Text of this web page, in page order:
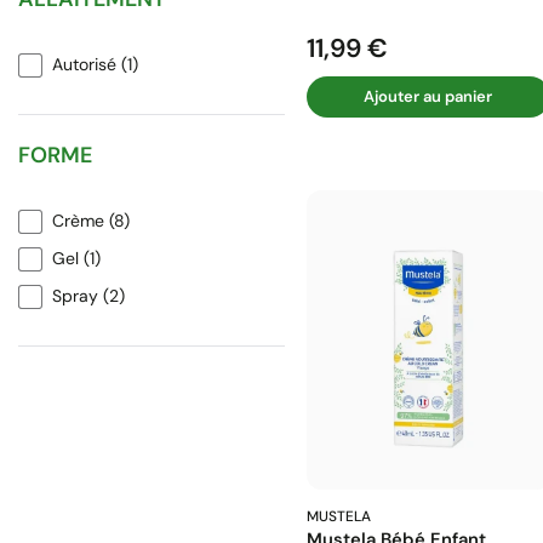
Autorisé (1)
FORME
Crème (8)
Gel (1)
Spray (2)
Prix
11,99 €
Ajouter au panier
MUSTELA